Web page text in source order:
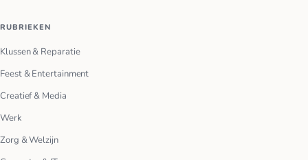
RUBRIEKEN
Klussen & Reparatie
Feest & Entertainment
Creatief & Media
Werk
Zorg & Welzijn